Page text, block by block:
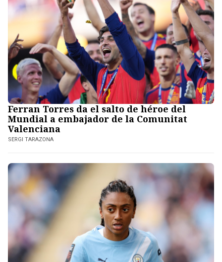
Ferran Torres da el salto de héroe del
Mundial a embajador de la Comunitat
Valenciana
SERGI TARAZONA